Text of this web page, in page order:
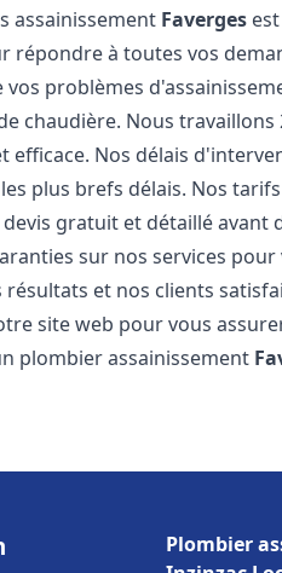
assainissement Faverges
répondre à toutes vos
problèmes
chaudière. Nous
Nos délais
plus brefs délais. Nos
gratuit et détaillé avant
sur nos services
et nos clients
site web pour vous
plombier assainissement
Plombier